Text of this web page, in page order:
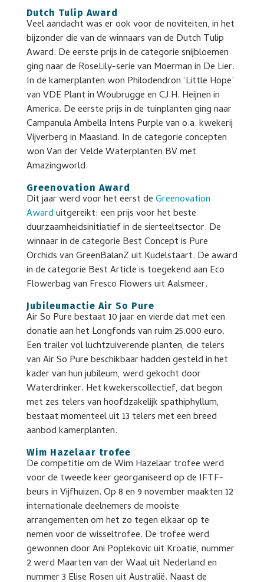
Dutch Tulip Award
Veel aandacht was er ook voor de noviteiten, in het
bijzonder die van de winnaars van de Dutch Tulip
Award. De eerste prijs in de categorie snijbloemen
ging naar de RoseLily-serie van Moerman in De Lier.
In de kamerplanten won Philodendron ‘Little Hope’
van VDE Plant in Woubrugge en CJ.H. Heijnen in
America. De eerste prijs in de tuinplanten ging naar
Campanula Ambella Intens Purple van o.a. kwekerij
Vijverberg in Maasland. In de categorie concepten
won Van der Velde Waterplanten BV met
Amazingworld.
Greenovation Award
Dit jaar werd voor het eerst deGreenovation
Awarduitgereikt: een prijs voor het beste
duurzaamheidsinitiatief in de sierteeltsector. De
winnaar in de categorie Best Concept is Pure
Orchids van GreenBalanZ uit Kudelstaart. De award
in de categorie Best Article is toegekend aan Eco
Flowerbag van Fresco Flowers uit Aalsmeer.
Jubileumactie Air So Pure
Air So Pure bestaat 10 jaar en vierde dat met een
donatie aan het Longfonds van ruim 25.000 euro.
Een trailer vol luchtzuiverende planten, die telers
van Air So Pure beschikbaar hadden gesteld in het
kader van hun jubileum, werd gekocht door
Waterdrinker. Het kwekerscollectief, dat begon
met zes telers van hoofdzakelijk spathiphyllum,
bestaat momenteel uit 13 telers met een breed
aanbod kamerplanten.
Wim Hazelaar trofee
De competitie om de Wim Hazelaar trofee werd
voor de tweede keer georganiseerd op de IFTF-
beurs in Vijfhuizen. Op 8 en 9 november maakten 12
internationale deelnemers de mooiste
arrangementen om het zo tegen elkaar op te
nemen voor de wisseltrofee. De trofee werd
gewonnen door Ani Poplekovic uit Kroatië, nummer
2 werd Maarten van der Waal uit Nederland en
nummer 3 Elise Rosen uit Australië. Naast de